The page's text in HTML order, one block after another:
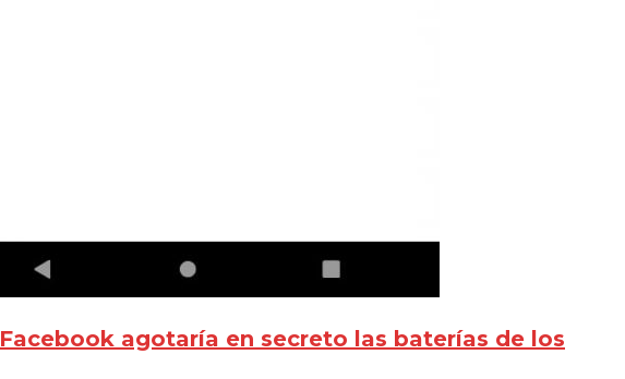
Facebook agotaría en secreto las baterías de los